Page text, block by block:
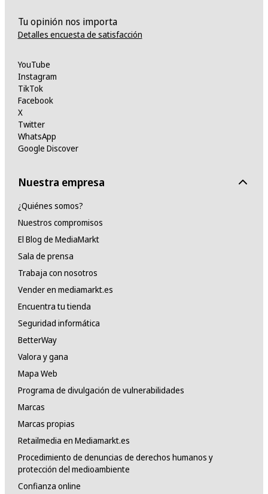
Tu opinión nos importa
Detalles encuesta de satisfacción
YouTube
Instagram
TikTok
Facebook
X
Twitter
WhatsApp
Google Discover
Nuestra empresa
¿Quiénes somos?
Nuestros compromisos
El Blog de MediaMarkt
Sala de prensa
Trabaja con nosotros
Vender en mediamarkt.es
Encuentra tu tienda
Seguridad informática
BetterWay
Valora y gana
Mapa Web
Programa de divulgación de vulnerabilidades
Marcas
Marcas propias
Retailmedia en Mediamarkt.es
Procedimiento de denuncias de derechos humanos y
protección del medioambiente
Confianza online